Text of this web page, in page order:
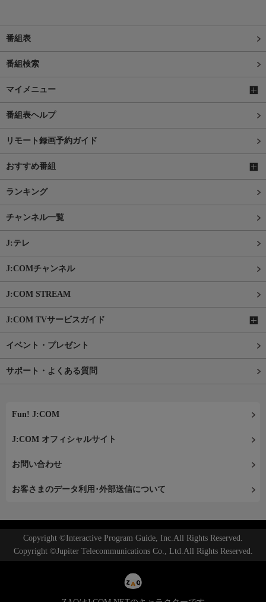
番組表
番組検索
マイメニュー
番組表ヘルプ
リモート録画予約ガイド
おすすめ番組
ランキング
チャンネル一覧
J:テレ
J:COMチャンネル
J:COM STREAM
J:COM TVサービスガイド
イベント・プレゼント
サポート・よくある質問
Fun! J:COM
J:COM オフィシャルサイト
お問い合わせ
お客さまのデータ利用･外部送信について
Copyright ©Interactive Program Guide, Inc.All Rights Reserved.
Copyright ©Jupiter Telecommunications Co., Ltd.All Rights Reserved.